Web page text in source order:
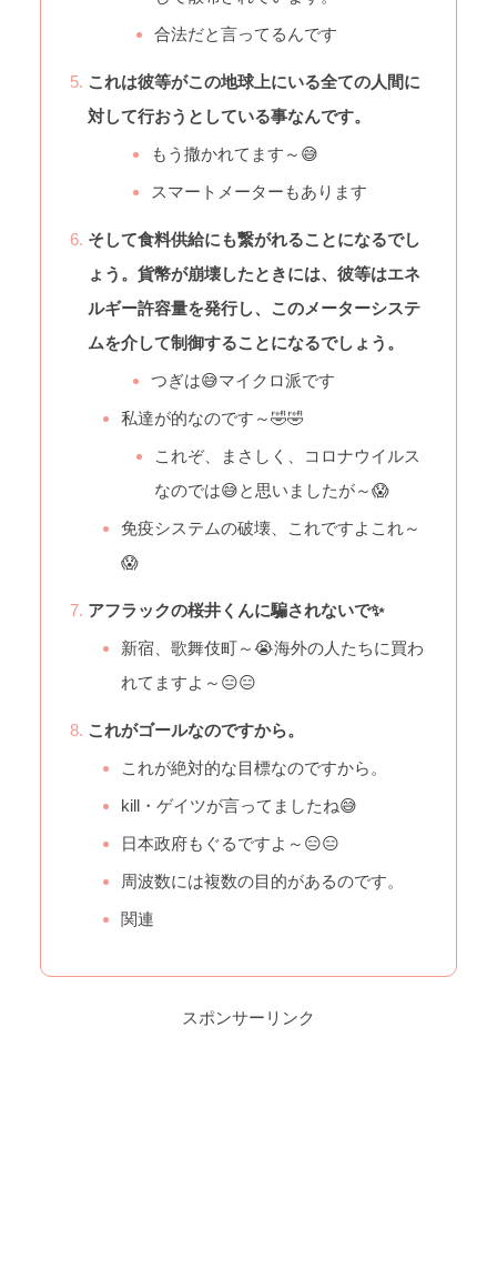
合法だと言ってるんです
これは彼等がこの地球上にいる全ての人間に
対して行おうとしている事なんです。
もう撒かれてます～😅
スマートメーターもあります
そして食料供給にも繋がれることになるでし
ょう。貨幣が崩壊したときには、彼等はエネ
ルギー許容量を発行し、このメーターシステ
ムを介して制御することになるでしょう。
つぎは😅マイクロ派です
私達が的なのです～🤣🤣
これぞ、まさしく、コロナウイルス
なのでは😅と思いましたが～😱
免疫システムの破壊、これですよこれ～
😱
アフラックの桜井くんに騙されないで✨
新宿、歌舞伎町～😭海外の人たちに買わ
れてますよ～😑😑
これがゴールなのですから。
これが絶対的な目標なのですから。
kill・ゲイツが言ってましたね😅
日本政府もぐるですよ～😑😑
周波数には複数の目的があるのです。
関連
スポンサーリンク